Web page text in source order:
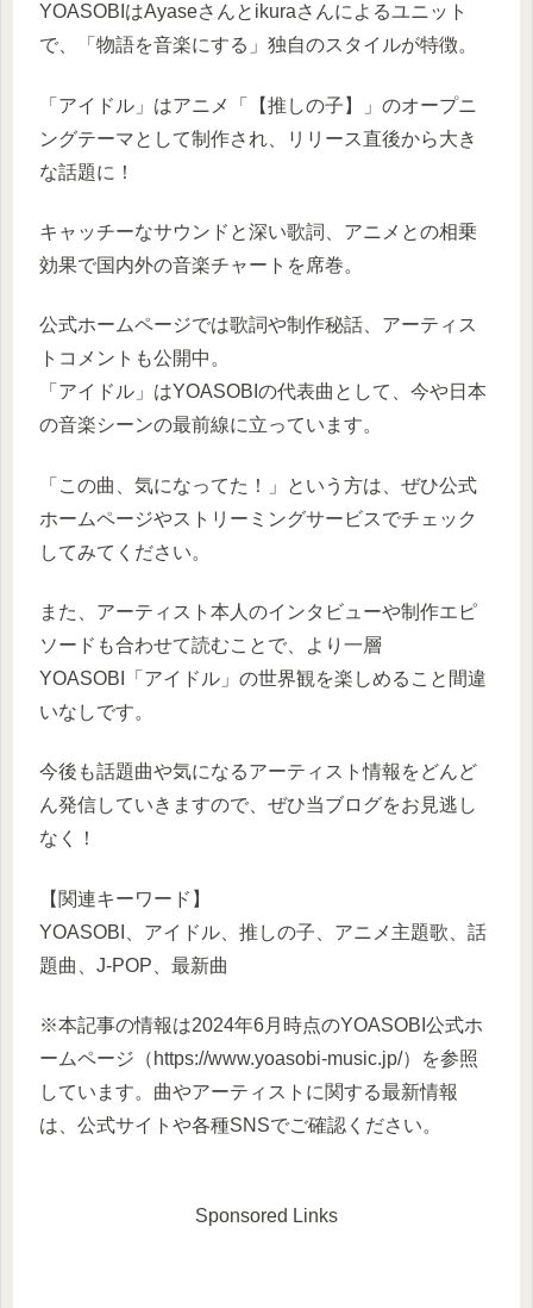
YOASOBIはAyaseさんとikuraさんによるユニット
で、「物語を音楽にする」独自のスタイルが特徴。
「アイドル」はアニメ「【推しの子】」のオープニ
ングテーマとして制作され、リリース直後から大き
な話題に！
キャッチーなサウンドと深い歌詞、アニメとの相乗
効果で国内外の音楽チャートを席巻。
公式ホームページでは歌詞や制作秘話、アーティス
トコメントも公開中。
「アイドル」はYOASOBIの代表曲として、今や日本
の音楽シーンの最前線に立っています。
「この曲、気になってた！」という方は、ぜひ公式
ホームページやストリーミングサービスでチェック
してみてください。
また、アーティスト本人のインタビューや制作エピ
ソードも合わせて読むことで、より一層
YOASOBI「アイドル」の世界観を楽しめること間違
いなしです。
今後も話題曲や気になるアーティスト情報をどんど
ん発信していきますので、ぜひ当ブログをお見逃し
なく！
【関連キーワード】
YOASOBI、アイドル、推しの子、アニメ主題歌、話
題曲、J-POP、最新曲
※本記事の情報は2024年6月時点のYOASOBI公式ホ
ームページ（https://www.yoasobi-music.jp/）を参照
しています。曲やアーティストに関する最新情報
は、公式サイトや各種SNSでご確認ください。
Sponsored Links